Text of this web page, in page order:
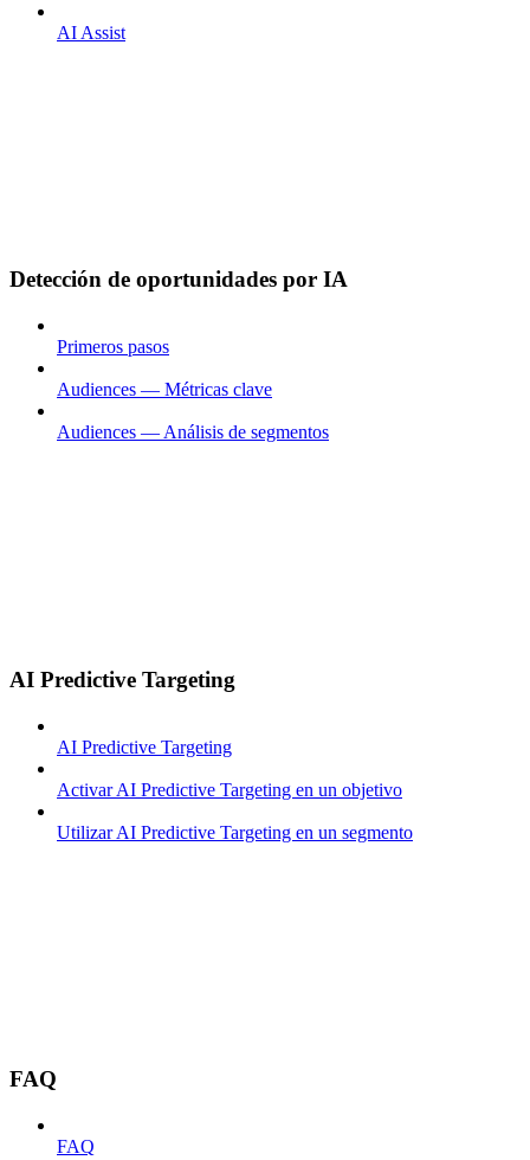
AI Assist
Detección de oportunidades por IA
Primeros pasos
Audiences — Métricas clave
Audiences — Análisis de segmentos
AI Predictive Targeting
AI Predictive Targeting
Activar AI Predictive Targeting en un objetivo
Utilizar AI Predictive Targeting en un segmento
FAQ
FAQ